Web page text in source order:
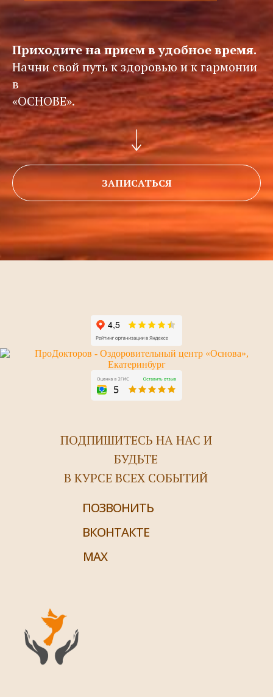
Приходите на прием в удобное время.
Начни свой путь к здоровью и к гармонии
в
«ОСНОВЕ».
ЗАПИСАТЬСЯ
ПОДПИШИТЕСЬ НА НАС И
БУДЬТЕ
В КУРСЕ ВСЕХ СОБЫТИЙ
ПОЗВОНИТЬ
MAX
ВКОНТАКТЕ